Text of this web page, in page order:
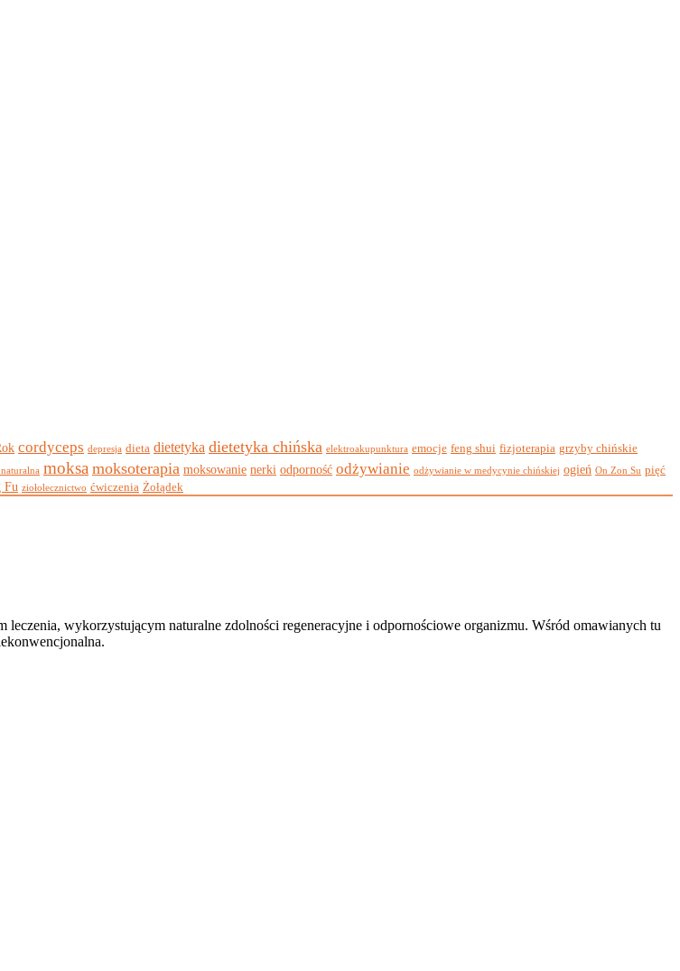
cordyceps depresja dieta dietetyka dietetyka chińska elektroakupunktura emocje feng shui fizjoterapia grzyby chińskie
moksa moksoterapia moksowanie nerki odporność odżywianie odżywianie w medycynie chińskiej ogień On Zon Su pięć
Fu ziołolecznictwo ćwiczenia Żołądek
wykorzystującym naturalne zdolności regeneracyjne i odpornościowe organizmu. Wśród omawianych tu